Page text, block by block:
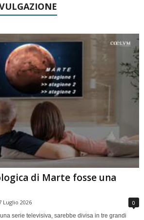
di Marte fosse una
Luglio 2026 0
serie televisiva, sarebbe divisa in tre grandi